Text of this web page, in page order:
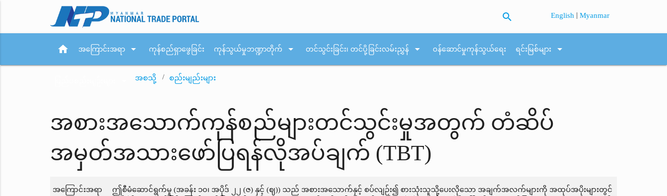
search English |Myanmar
home အကြောင်းအရာ arrow_drop_down ကုန်စည်ရှာဖွေခြင်း ကုန်သွယ်မှုဘဏ္ဍာတိုက် arrow_drop_down တင်သွင်းခြင်း၊ တင်ပို့ခြင်းလမ်းညွှန် arrow_drop_down ဝန်ဆောင်မှုကုန်သွယ်ရေး ရင်းမြစ်များ arrow_drop_down
အစသို့ စည်းမျည်းများ
အစားအသောက်ကုန်စည်များတင်သွင်းမှုအတွက် တံဆိပ်
အမှတ်အသားဖော်ပြရန်လိုအပ်ချက် (TBT)
အကြောင်းအရာ
ဤစီမံဆောင်ရွက်မှု (အခန်း ၁၀၊ အပိုဒ် ၂၂ (ဇ) နှင့် (ဈ)) သည် အစားအသောက်နှင့် စပ်လျဉ်း၍ စားသုံးသူသို့ပေးလိုသော အချက်အလက်များကို အထုပ်အပိုးများတွင်